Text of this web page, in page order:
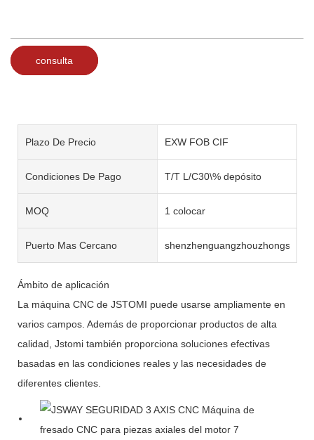
consulta
Plazo De Precio EXW FOB CIF
Condiciones De Pago T/T L/C30\% depósito
MOQ 1 colocar
Puerto Mas Cercano shenzhenguangzhouzhongshan
Ámbito de aplicación
La máquina CNC de JSTOMI puede usarse ampliamente en
varios campos. Además de proporcionar productos de alta
calidad, Jstomi también proporciona soluciones efectivas
basadas en las condiciones reales y las necesidades de
diferentes clientes.